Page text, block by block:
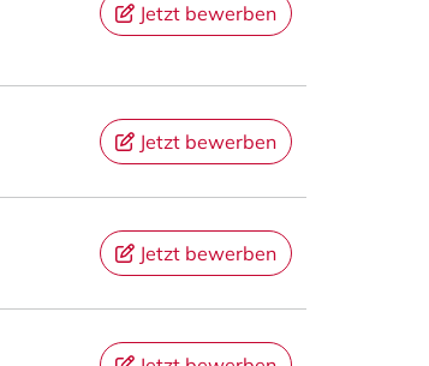
Jetzt bewerben
Jetzt bewerben
Jetzt bewerben